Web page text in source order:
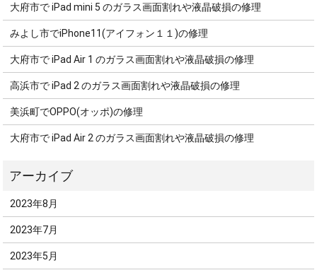
大府市で iPad mini 5 のガラス画面割れや液晶破損の修理
みよし市でiPhone11(アイフォン１１)の修理
大府市で iPad Air 1 のガラス画面割れや液晶破損の修理
高浜市で iPad 2 のガラス画面割れや液晶破損の修理
美浜町でOPPO(オッポ)の修理
大府市で iPad Air 2 のガラス画面割れや液晶破損の修理
2023年8月
2023年7月
2023年5月